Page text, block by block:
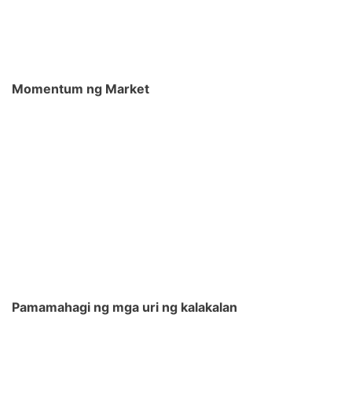
Momentum ng Market
Pamamahagi ng mga uri ng kalakalan